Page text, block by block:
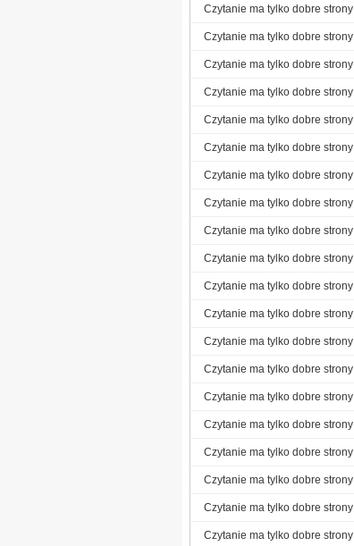
Czytanie ma tylko dobre strony
Czytanie ma tylko dobre strony
Czytanie ma tylko dobre strony
Czytanie ma tylko dobre strony
Czytanie ma tylko dobre strony
Czytanie ma tylko dobre strony
Czytanie ma tylko dobre strony
Czytanie ma tylko dobre strony
Czytanie ma tylko dobre strony
Czytanie ma tylko dobre strony
Czytanie ma tylko dobre strony
Czytanie ma tylko dobre strony
Czytanie ma tylko dobre strony
Czytanie ma tylko dobre strony
Czytanie ma tylko dobre strony
Czytanie ma tylko dobre strony
Czytanie ma tylko dobre strony
Czytanie ma tylko dobre strony
Czytanie ma tylko dobre strony
Czytanie ma tylko dobre strony